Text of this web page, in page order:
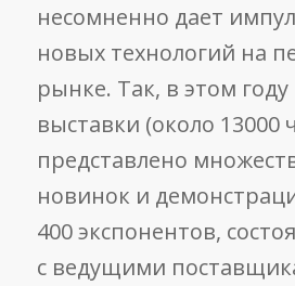
несомненно дает
новых технологий на
рынке. Так, в этом
выставки (около 13000
представлено
новинок и
400 экспонентов,
с ведущими